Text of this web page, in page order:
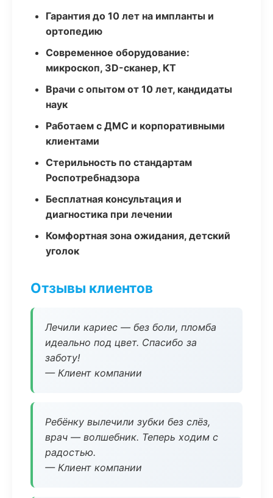
Гарантия до 10 лет на импланты и
ортопедию
Современное оборудование:
микроскоп, 3D-сканер, КТ
Врачи с опытом от 10 лет, кандидаты
наук
Работаем с ДМС и корпоративными
клиентами
Стерильность по стандартам
Роспотребнадзора
Бесплатная консультация и
диагностика при лечении
Комфортная зона ожидания, детский
уголок
Отзывы клиентов
Лечили кариес — без боли, пломба
идеально под цвет. Спасибо за
заботу!
— Клиент компании
Ребёнку вылечили зубки без слёз,
врач — волшебник. Теперь ходим с
радостью.
— Клиент компании